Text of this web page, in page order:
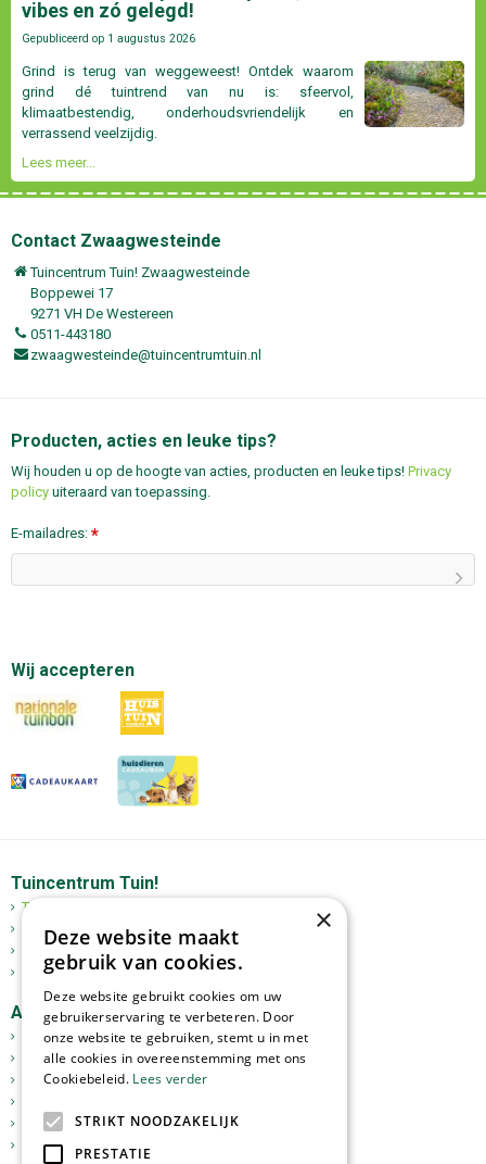
vibes en zó gelegd!
Gepubliceerd op 1 augustus 2026
Grind is terug van weggeweest! Ontdek waarom
grind dé tuintrend van nu is: sfeervol,
klimaatbestendig, onderhoudsvriendelijk en
verrassend veelzijdig.
Lees meer...
Contact Zwaagwesteinde
Tuincentrum Tuin! Zwaagwesteinde
Boppewei 17
9271 VH De Westereen
0511-443180
zwaagwesteinde@tuincentrumtuin.nl
Producten, acties en leuke tips?
Wij houden u op de hoogte van acties, producten en leuke tips! Privacy
policy uiteraard van toepassing.
E-mailadres: *
Wij accepteren
Tuincentrum Tuin!
Tuincentrum
Mediterrane bomen
Tuinplanten
Kerst
Assortiment
Tuinplanten
Kamerplanten
Tuinverlichting
Meststoffen
Graszoden
×
Deze website maakt
gebruik van cookies.
Deze website gebruikt cookies om uw
gebruikerservaring te verbeteren. Door
onze website te gebruiken, stemt u in met
alle cookies in overeenstemming met ons
Cookiebeleid. Lees verder
STRIKT NOODZAKELIJK
PRESTATIE